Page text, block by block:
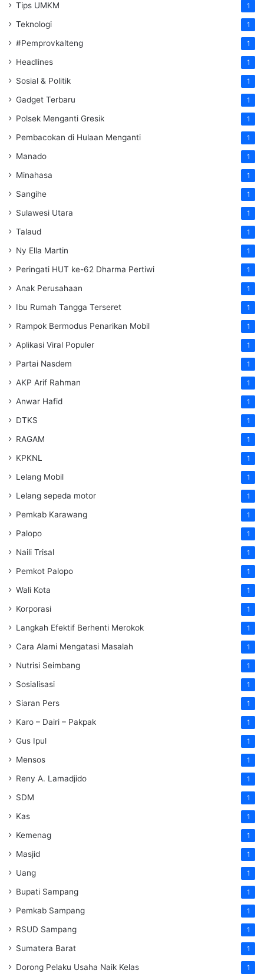
Tips UMKM 1
Teknologi 1
#Pemprovkalteng 1
Headlines 1
Sosial & Politik 1
Gadget Terbaru 1
Polsek Menganti Gresik 1
Pembacokan di Hulaan Menganti 1
Manado 1
Minahasa 1
Sangihe 1
Sulawesi Utara 1
Talaud 1
Ny Ella Martin 1
Peringati HUT ke-62 Dharma Pertiwi 1
Anak Perusahaan 1
Ibu Rumah Tangga Terseret 1
Rampok Bermodus Penarikan Mobil 1
Aplikasi Viral Populer 1
Partai Nasdem 1
AKP Arif Rahman 1
Anwar Hafid 1
DTKS 1
RAGAM 1
KPKNL 1
Lelang Mobil 1
Lelang sepeda motor 1
Pemkab Karawang 1
Palopo 1
Naili Trisal 1
Pemkot Palopo 1
Wali Kota 1
Korporasi 1
Langkah Efektif Berhenti Merokok 1
Cara Alami Mengatasi Masalah 1
Nutrisi Seimbang 1
Sosialisasi 1
Siaran Pers 1
Karo – Dairi – Pakpak 1
Gus Ipul 1
Mensos 1
Reny A. Lamadjido 1
SDM 1
Kas 1
Kemenag 1
Masjid 1
Uang 1
Bupati Sampang 1
Pemkab Sampang 1
RSUD Sampang 1
Sumatera Barat 1
Dorong Pelaku Usaha Naik Kelas 1